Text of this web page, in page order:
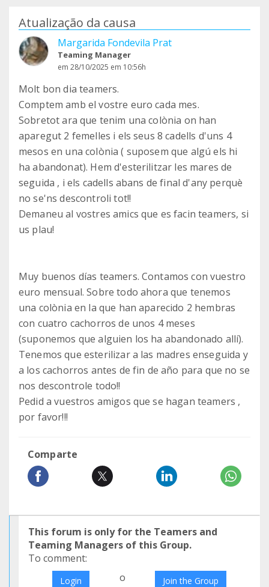
Atualização da causa
Margarida Fondevila Prat
Teaming Manager
em 28/10/2025 em 10:56h
Molt bon dia teamers.
Comptem amb el vostre euro cada mes.
Sobretot ara que tenim una colònia on han
aparegut 2 femelles i els seus 8 cadells d'uns 4
mesos en una colònia ( suposem que algú els hi
ha abandonat). Hem d'esterilitzar les mares de
seguida , i els cadells abans de final d'any perquè
no se'ns descontroli tot!!
Demaneu al vostres amics que es facin teamers, si
us plau!
Muy buenos días teamers. Contamos con vuestro
euro mensual. Sobre todo ahora que tenemos
una colònia en la que han aparecido 2 hembras
con cuatro cachorros de unos 4 meses
(suponemos que alguien los ha abandonado allí).
Tenemos que esterilizar a las madres enseguida y
a los cachorros antes de fin de año para que no se
nos descontrole todo!!
Pedid a vuestros amigos que se hagan teamers ,
por favor!!!
Comparte
This forum is only for the Teamers and
Teaming Managers of this Group.
To comment:
Login o Join the Group